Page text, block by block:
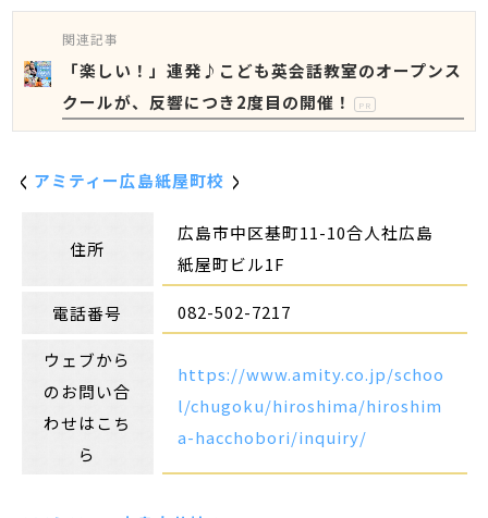
関連記事
「楽しい！」連発♪こども英会話教室のオープンス
クールが、反響につき2度目の開催！
PR
アミティー広島紙屋町校
住所
広島市中区基町11-10合人社広島
紙屋町ビル1F
電話番号 082-502-7217
ウェブから
のお問い合
わせはこち
ら
https://www.amity.co.jp/schoo
l/chugoku/hiroshima/hiroshim
a-hacchobori/inquiry/